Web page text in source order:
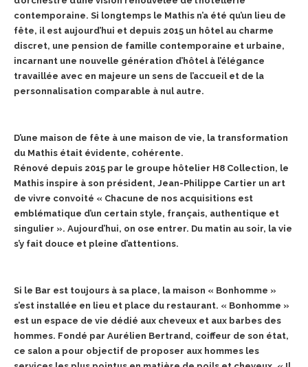
contemporaine. Si longtemps le Mathis n’a été qu’un lieu de
fête, il est aujourd’hui et depuis 2015 un hôtel au charme
discret, une pension de famille contemporaine et urbaine,
incarnant une nouvelle génération d’hôtel à l’élégance
travaillée avec en majeure un sens de l’accueil et de la
personnalisation comparable à nul autre.
D’une maison de fête à une maison de vie, la transformation
du Mathis était évidente, cohérente.
Rénové depuis 2015 par le groupe hôtelier H8 Collection, le
Mathis inspire à son président, Jean-Philippe Cartier un art
de vivre convoité « Chacune de nos acquisitions est
emblématique d’un certain style, français, authentique et
singulier ». Aujourd’hui, on ose entrer. Du matin au soir, la vie
s’y fait douce et pleine d’attentions.
Si le Bar est toujours à sa place, la maison « Bonhomme »
s’est installée en lieu et place du restaurant. « Bonhomme »
est un espace de vie dédié aux cheveux et aux barbes des
hommes. Fondé par Aurélien Bertrand, coiffeur de son état,
ce salon a pour objectif de proposer aux hommes les